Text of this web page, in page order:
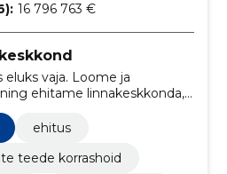
16 796 763 €
vaja. Loome ja
ehitame linnakeskkonda,
ja tulevikku
ehitus
teede korrashoid